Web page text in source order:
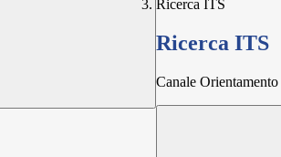
Ricerca ITS
Ricerca ITS
Canale Orientamento